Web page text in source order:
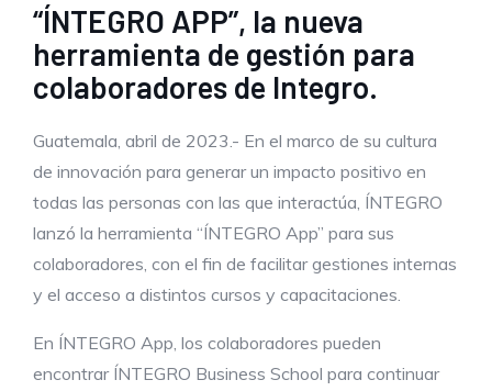
“ÍNTEGRO APP”, la nueva
herramienta de gestión para
colaboradores de Integro.
Guatemala, abril de 2023.- En el marco de su cultura
de innovación para generar un impacto positivo en
todas las personas con las que interactúa, ÍNTEGRO
lanzó la herramienta “ÍNTEGRO App” para sus
colaboradores, con el fin de facilitar gestiones internas
y el acceso a distintos cursos y capacitaciones.
En ÍNTEGRO App, los colaboradores pueden
encontrar ÍNTEGRO Business School para continuar